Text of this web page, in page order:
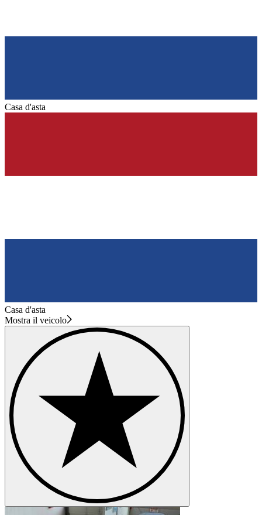
Casa d'asta
Casa d'asta
Mostra il veicolo